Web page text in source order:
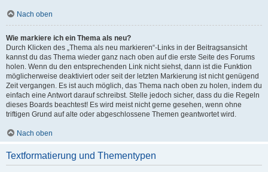
Nach oben
Wie markiere ich ein Thema als neu?
Durch Klicken des „Thema als neu markieren“-Links in der Beitragsansicht
kannst du das Thema wieder ganz nach oben auf die erste Seite des Forums
holen. Wenn du den entsprechenden Link nicht siehst, dann ist die Funktion
möglicherweise deaktiviert oder seit der letzten Markierung ist nicht genügend
Zeit vergangen. Es ist auch möglich, das Thema nach oben zu holen, indem du
einfach eine Antwort darauf schreibst. Stelle jedoch sicher, dass du die Regeln
dieses Boards beachtest! Es wird meist nicht gerne gesehen, wenn ohne
triftigen Grund auf alte oder abgeschlossene Themen geantwortet wird.
Nach oben
Textformatierung und Thementypen